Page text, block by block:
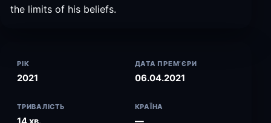
the limits of his beliefs.
РІК
2021
ДАТА ПРЕМ’ЄРИ
06.04.2021
ТРИВАЛІСТЬ КРАЇНА